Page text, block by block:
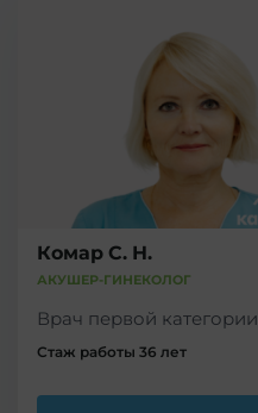
Комар С. Н.
АКУШЕР-ГИНЕКОЛОГ
Врач первой категории
Стаж работы 36 лет